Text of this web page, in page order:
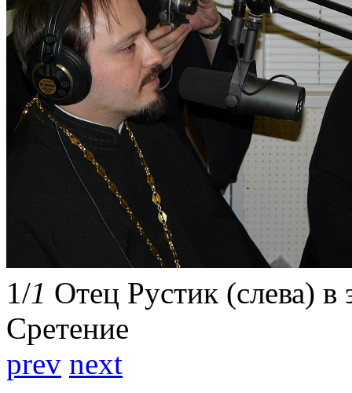
1/1 Отец Рустик (слева)
Сретение
prev next